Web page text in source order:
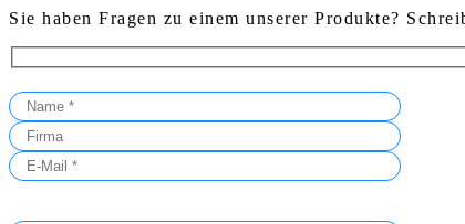
Sie haben Fragen zu einem unserer Produkte?